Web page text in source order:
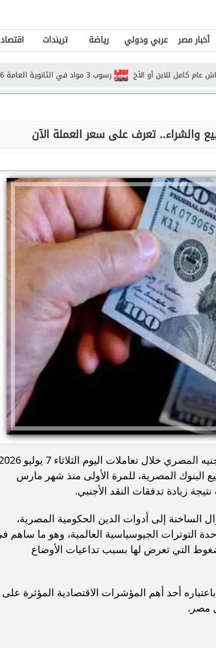
أخبار مصر عربي ودولي رياضة تريندات اقتصاد
رسوب 3 مواد في الثانوية العامة 2026.. هل يحق للطالب دخول الدور...
والشراء.. تعرف على سعر العملة الآن
49 جنيهًا داخل جميع البنوك المصرية، للمرة الأولى منذ شهر مارس
زيادة تدفقات النقد الأجنبي.
الساخنة إلى أدوات الدين الحكومية المصرية،
التوترات الجيوسياسية العالمية، وهو ما ساهم
التي تعرض لها بسبب تداعيات الأوضاع
أحد أهم المؤشرات الاقتصادية المؤثرة على
مصر.
رسوب 3 مواد في الثانوية العامة 2026.. هل
الدور...
منحة القطع 2026.. شروط صرف
كامل للابن أو الأخ